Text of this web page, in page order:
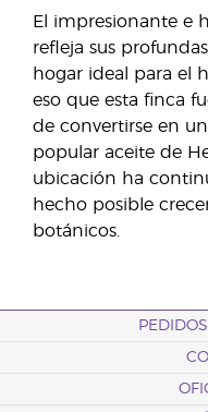
El impresionante e
refleja sus
hogar ideal para el
eso que esta finca
de convertirse en
popular aceite de
ubicación ha
hecho posible
botánicos.